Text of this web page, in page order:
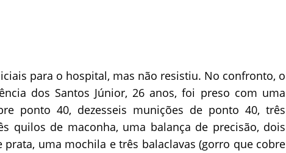
para o hospital, mas não resistiu. No confronto, o
dos Santos Júnior, 26 anos, foi preso com uma
ponto 40, dezesseis munições de ponto 40, três
quilos de maconha, uma balança de precisão, dois
prata, uma mochila e três balaclavas (gorro que cobre